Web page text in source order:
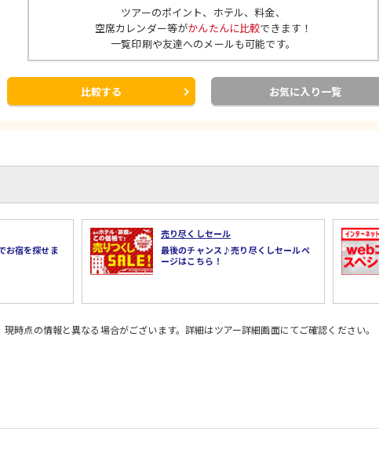
ツアーのポイント、ホテル、料金、
空席カレンダー等がかんたんに比較できます！
一覧印刷や友達へのメールも可能です。
比較する お気に入り一覧
お宿を探せま
売り尽くしセール
最後のチャンス♪売り尽くしセールペ
ージはこちら！
時点の情報と異なる場合がございます。詳細はツアー詳細画面にてご確認ください。